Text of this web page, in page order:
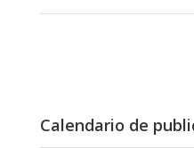
Calendario de